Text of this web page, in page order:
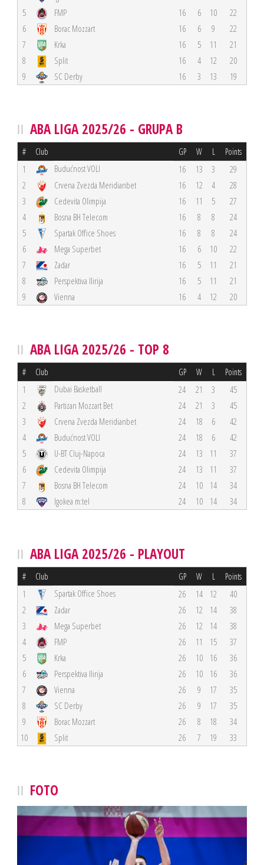
5
FMP 16 6 10
22
6
Borac Mozzart 16 6 9
22
7
Krka 16 5 11
21
8
Split 16 4 12
20
9
SC Derby 16 3 13 19
ABA LIGA 2025/26 - GRUPA B
# Club GP W L Points
1 Budućnost VOLI 16 13 3
29
2
Crvena Zvezda Meridianbet 16 12 4
28
3
Cedevita Olimpija 16 11 5
27
4
Bosna BH Telecom 16 8 8
24
5
Spartak Office Shoes 16 8 8
24
6
Mega Superbet 16 6 10
22
7
Zadar 16 5 11
21
8
Perspektiva Ilirija 16 5 11
21
9
Vienna 16 4 12 20
ABA LIGA 2025/26 - TOP 8
# Club GP W L Points
1 Dubai Basketball 24 21 3
45
2
Partizan Mozzart Bet 24 21 3
45
3
Crvena Zvezda Meridianbet 24 18 6
42
4
Budućnost VOLI 24 18 6
42
5
U-BT Cluj-Napoca 24 13 11
37
6
Cedevita Olimpija 24 13 11
37
7
Bosna BH Telecom 24 10 14
34
8
Igokea m:tel 24 10 14 34
ABA LIGA 2025/26 - PLAYOUT
# Club GP W L Points
1 Spartak Office Shoes 26 14 12
40
2
Zadar 26 12 14
38
3
Mega Superbet 26 12 14
38
4
FMP 26 11 15
37
5
Krka 26 10 16
36
6
Perspektiva Ilirija 26 10 16
36
7
Vienna 26 9 17
35
8
SC Derby 26 9 17
35
9
Borac Mozzart 26 8 18
34
10
Split 26 7 19 33
FOTO